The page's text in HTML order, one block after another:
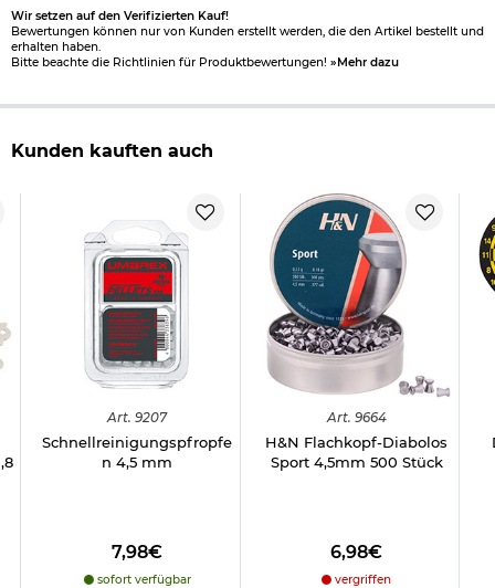
Wir setzen auf den Verifizierten Kauf!
Bewertungen können nur von Kunden erstellt werden, die den Artikel bestellt und
erhalten haben.
Bitte beachte die Richtlinien für Produktbewertungen! »Mehr dazu
Kunden kauften auch
Art. 9207
Schnellreinigungspfropfe
n 4,5 mm
7,98€
sofort verfügbar
Art. 9664
H&N Flachkopf-Diabolos
Sport 4,5mm 500 Stück
6,98€
vergriffen